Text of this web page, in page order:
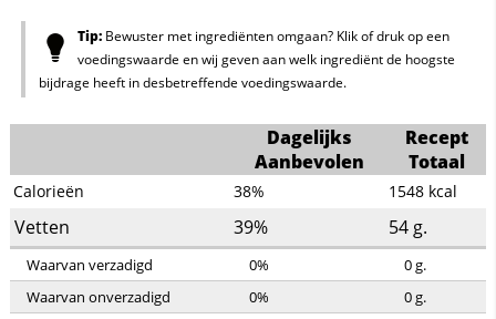
Tip:Bewuster met ingrediënten omgaan? Klik of druk op een
voedingswaarde en wij geven aan welk ingrediënt de hoogste
bijdrage heeft in desbetreffende voedingswaarde.
Dagelijks
Aanbevolen
Recept
Totaal
Calorieën 38% 1548 kcal
Vetten 39% 54 g.
Waarvan verzadigd 0% 0g.
Waarvan onverzadigd
0% 0g.